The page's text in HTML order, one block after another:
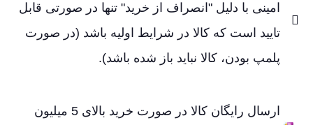
امینی با دلیل "انصراف از خرید" تنها در صورتی قابل
تایید است که کالا در شرایط اولیه باشد (در صورت
پلمپ بودن، کالا نباید باز شده باشد).
ارسال رایگان کالا در صورت خرید بالای 5 میلیون